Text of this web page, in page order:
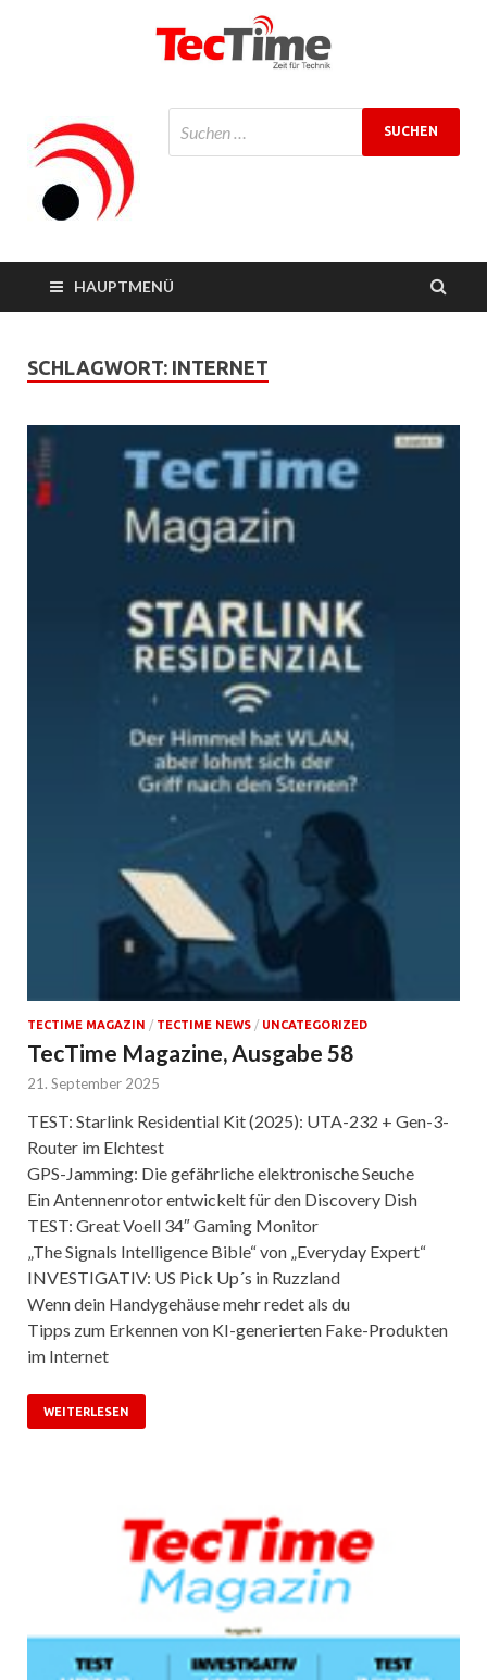
TecTime
HAUPTMENÜ
SCHLAGWORT: INTERNET
TECTIME MAGAZIN / TECTIME NEWS / UNCATEGORIZED
TecTime Magazine, Ausgabe 58
21. September 2025
TEST: Starlink Residential Kit (2025): UTA-232 + Gen-3-
Router im Elchtest
GPS-Jamming: Die gefährliche elektronische Seuche
Ein Antennenrotor entwickelt für den Discovery Dish
TEST: Great Voell 34″ Gaming Monitor
„The Signals Intelligence Bible“ von „Everyday Expert“
INVESTIGATIV: US Pick Up´s in Ruzzland
Wenn dein Handygehäuse mehr redet als du
Tipps zum Erkennen von KI-generierten Fake-Produkten
im Internet
WEITERLESEN